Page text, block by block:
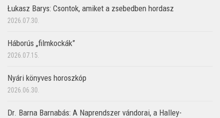
Łukasz Barys: Csontok, amiket a zsebedben hordasz
2026.07.30.
Háborús „filmkockák”
2026.07.15.
Nyári könyves horoszkóp
2026.06.30.
Dr. Barna Barnabás: A Naprendszer vándorai, a Halley-